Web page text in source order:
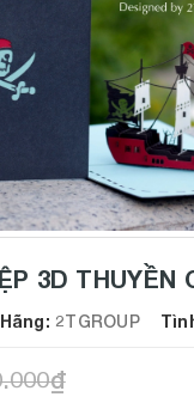
3D THUYỀN
2TGROUPTình